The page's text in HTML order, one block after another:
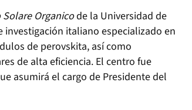
Solare Organicode la Universidad de
investigación italiano especializado en
de perovskita, así como
de alta eficiencia. El centro fue
asumirá el cargo de Presidente del